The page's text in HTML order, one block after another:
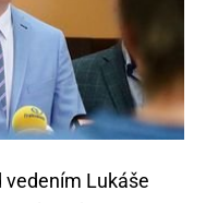
vedením Lukáše